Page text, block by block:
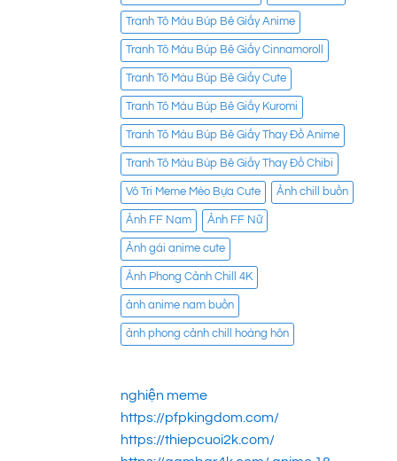
Tranh Tô Màu Búp Bê Giấy Anime
Tranh Tô Màu Búp Bê Giấy Cinnamoroll
Tranh Tô Màu Búp Bê Giấy Cute
Tranh Tô Màu Búp Bê Giấy Kuromi
Tranh Tô Màu Búp Bê Giấy Thay Đồ Anime
Tranh Tô Màu Búp Bê Giấy Thay Đồ Chibi
Vô Tri Meme Mèo Bựa Cute Ảnh chill buồn
Ảnh FF Nam Ảnh FF Nữ
Ảnh gái anime cute
Ảnh Phong Cảnh Chill 4K
ảnh anime nam buồn
ảnh phong cảnh chill hoàng hôn
nghiện meme
https://pfpkingdom.com/
https://thiepcuoi2k.com/